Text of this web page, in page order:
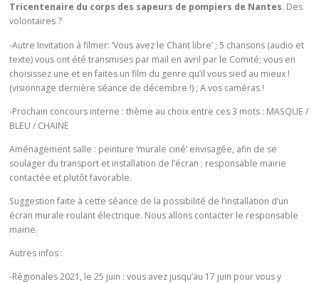
Tricentenaire du corps des sapeurs de pompiers de Nantes. Des
volontaires ?
-Autre Invitation à filmer: ‘Vous avez le Chant libre’ ; 5 chansons (audio et
texte) vous ont été transmises par mail en avril par le Comité; vous en
choisissez une et en faites un film du genre qu’il vous sied au mieux !
(visionnage dernière séance de décembre !) ; A vos caméras !
-Prochain concours interne : thème au choix entre ces 3 mots : MASQUE /
BLEU / CHAINE
Aménagement salle : peinture ‘murale ciné’ envisagée, afin de se
soulager du transport et installation de l’écran ; responsable mairie
contactée et plutôt favorable.
Suggestion faite à cette séance de la possibilité de l’installation d’un
écran murale roulant électrique. Nous allons contacter le responsable
mairie.
Autres infos :
-Régionales 2021, le 25 juin : vous avez jusqu’au 17 juin pour vous y